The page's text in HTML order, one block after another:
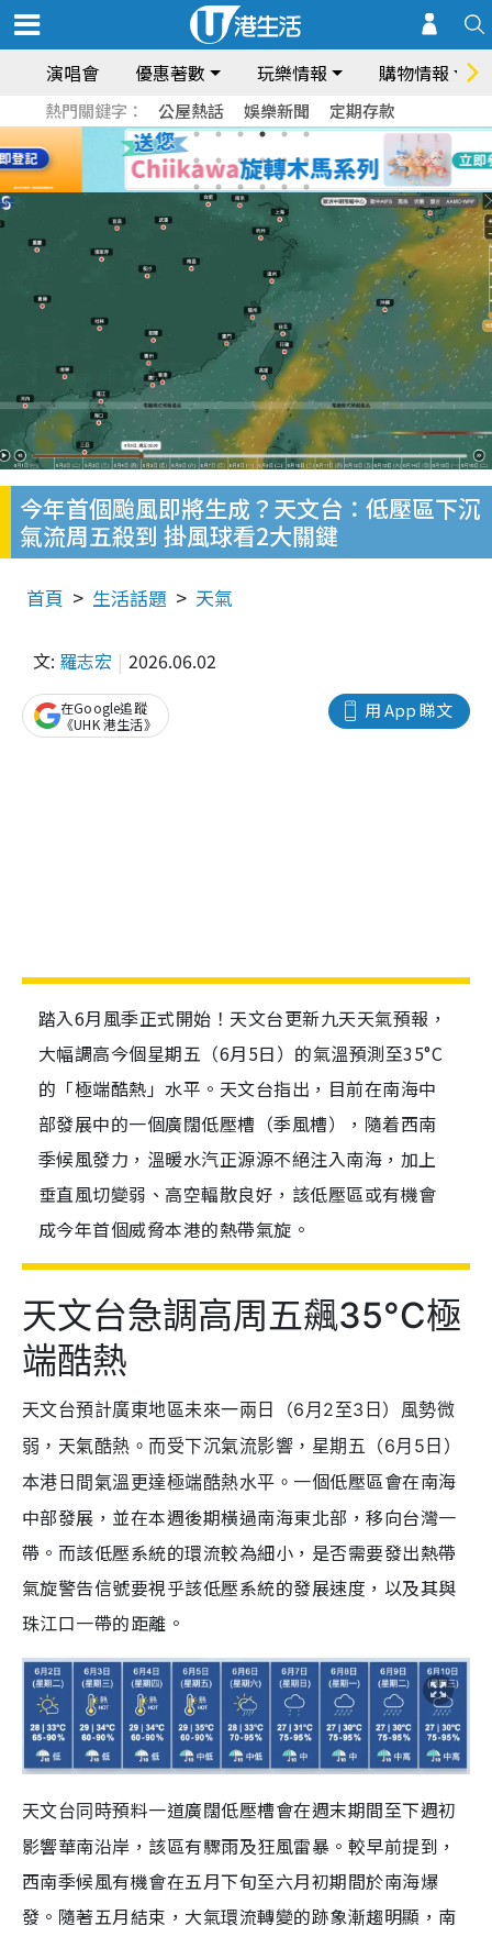
演唱會 優惠著數 玩樂情報 購物情報
熱門關鍵字： 公屋熱話 娛樂新聞 定期存款
今年首個颱風即將生成？天文台：低壓區下沉
氣流周五殺到 掛風球看2大關鍵
首頁 生活話題 天氣
文: 羅志宏 2026.06.02
用 App 睇文
在Google追蹤
《UHK 港生活》
踏入6月風季正式開始！天文台更新九天天氣預報，
大幅調高今個星期五（6月5日）的氣溫預測至35°C
的「極端酷熱」水平。天文台指出，目前在南海中
部發展中的一個廣闊低壓槽（季風槽），隨着西南
季候風發力，溫暖水汽正源源不絕注入南海，加上
垂直風切變弱、高空輻散良好，該低壓區或有機會
成今年首個威脅本港的熱帶氣旋。
天文台急調高周五飆35°C極
端酷熱
天文台預計廣東地區未來一兩日（6月2至3日）風勢微
弱，天氣酷熱。而受下沉氣流影響，星期五（6月5日）
本港日間氣溫更達極端酷熱水平。 一個低壓區會在南海
中部發展，並在本週後期橫過南海東北部，移向台灣一
帶。而該低壓系統的環流較為細小，是否需要發出熱帶
氣旋警告信號要視乎該低壓系統的發展速度，以及其與
珠江口一帶的距離。
天文台同時預料一道廣闊低壓槽會在週末期間至下週初
影響華南沿岸，該區有驟雨及狂風雷暴。較早前提到，
西南季候風有機會在五月下旬至六月初期間於南海爆
發。隨著五月結束，大氣環流轉變的跡象漸趨明顯，南